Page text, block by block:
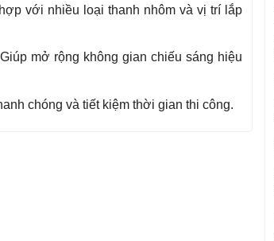
với nhiều loại thanh nhôm và vị trí lắp
Giúp mở rộng không gian chiếu sáng hiệu
chóng và tiết kiệm thời gian thi công.